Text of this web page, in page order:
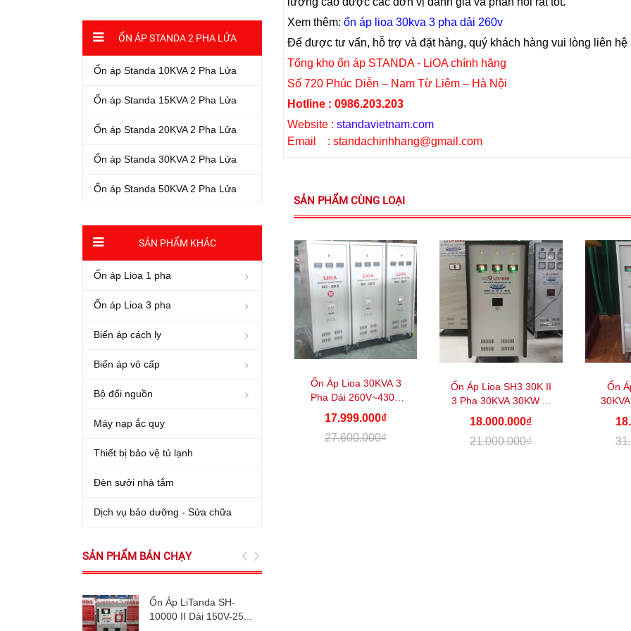
ỔN ÁP STANDA 2 PHA LỬA
Ổn áp Standa 10KVA 2 Pha Lửa
Ổn áp Standa 15KVA 2 Pha Lửa
Ổn áp Standa 20KVA 2 Pha Lửa
Ổn áp Standa 30KVA 2 Pha Lửa
Ổn áp Standa 50KVA 2 Pha Lửa
SẢN PHẨM KHÁC
Ổn áp Lioa 1 pha
Ổn áp Lioa 3 pha
Biến áp cách ly
Biến áp vô cấp
Bộ đổi nguồn
Máy nạp ắc quy
Thiết bị bảo vệ tủ lạnh
Đèn sưởi nhà tắm
Dịch vụ bảo dưỡng - Sửa chữa
SẢN PHẨM BÁN CHẠY
Ổn Áp LiTanda SH-
10000 II Dải 150V-25...
Xem thêm: ổn áp lioa 30kva 3 pha dải 260v
Để được tư vấn, hỗ trợ và đặt hàng, quý khách hàng vui lòng liên hệ
Tổng kho ổn áp STANDA - LiOA chính hãng
Số 720 Phúc Diễn – Nam Từ Liêm – Hà Nội
Hotline : 0986.203.203
Website : standavietnam.com
Email : standachinhhang@gmail.com
SẢN PHẨM CÙNG LOẠI
Ổn Áp Lioa 30KVA 3
Pha Dải 260V~430V
Đè...
17.999.000₫
27.600.000₫
Ổn Áp Lioa SH3 30K II
3 Pha 30KVA 30KW ...
18.000.000₫
21.000.000₫
Ổn